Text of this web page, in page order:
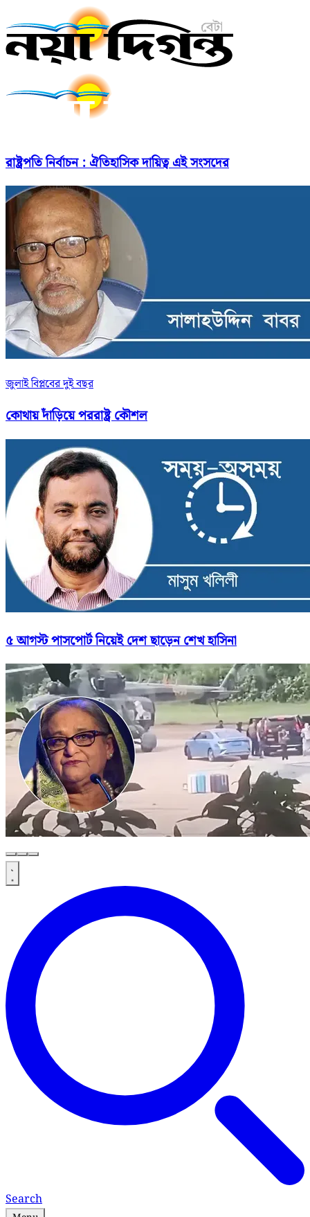
রাষ্ট্রপতি নির্বাচন : ঐতিহাসিক দায়িত্ব এই সংসদের
জুলাই বিপ্লবের দুই বছর
কোথায় দাঁড়িয়ে পররাষ্ট্র কৌশল
৫ আগস্ট পাসপোর্ট নিয়েই দেশ ছাড়েন শেখ হাসিনা
Search